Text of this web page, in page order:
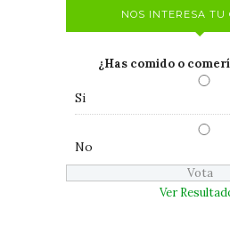
NOS INTERESA TU
¿Has comido o
Si
No
Ver